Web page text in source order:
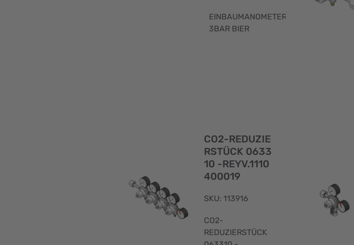
EINBAUMANOMETER
3BAR BIER
CO2-REDUZIE
RSTÜCK 0633
10 -REYV.1110
400019
SKU: 113916
CO2-
REDUZIERSTÜCK